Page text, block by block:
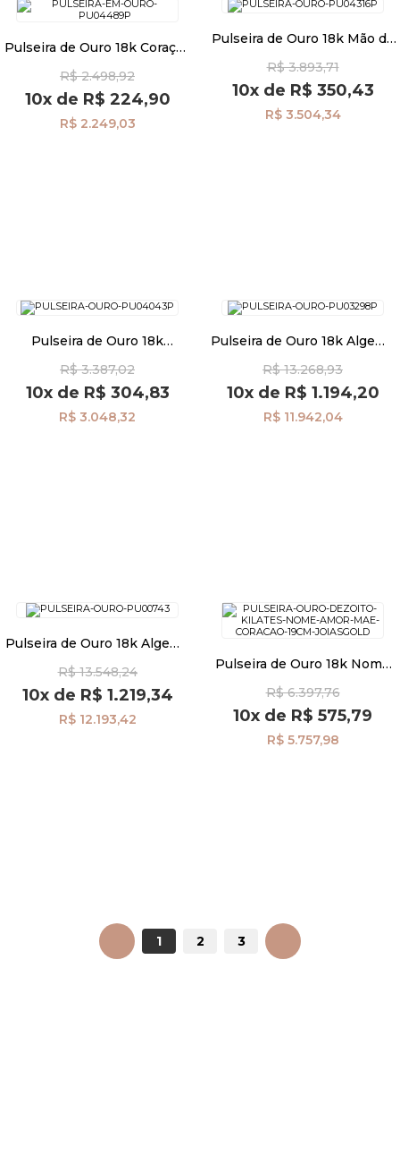
Pulseira de Ouro 18k Coração
pu04489
R$ 2.498,92
10xde R$ 224,90
R$ 2.249,03
Pulseira de Ouro 18k Mão de
18cm pu04316
R$ 3.893,71
10xde R$ 350,43
R$ 3.504,34
Pulseira de Ouro 18k
Diamantes com 19cm
pu04043
R$ 3.387,02
10xde R$ 304,83
R$ 3.048,32
Pulseira de Ouro 18k Algema
pu03298
R$ 13.268,93
10xde R$ 1.194,20
R$ 11.942,04
Pulseira de Ouro 18k Algema
pu00743
R$ 13.548,24
10xde R$ 1.219,34
R$ 12.193,42
Pulseira de Ouro 18k Nome
com 19cm pu03108
R$ 6.397,76
10x de R$ 575,79
R$ 5.757,98
ANTERIOR 1 2 3PRÓXIMO